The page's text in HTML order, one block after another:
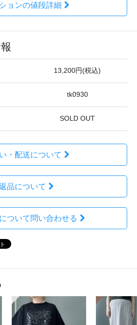
ョンの値段詳細
13,200円(税込)
tk0930
SOLD OUT
・配送について
品について
ついて問い合わせる